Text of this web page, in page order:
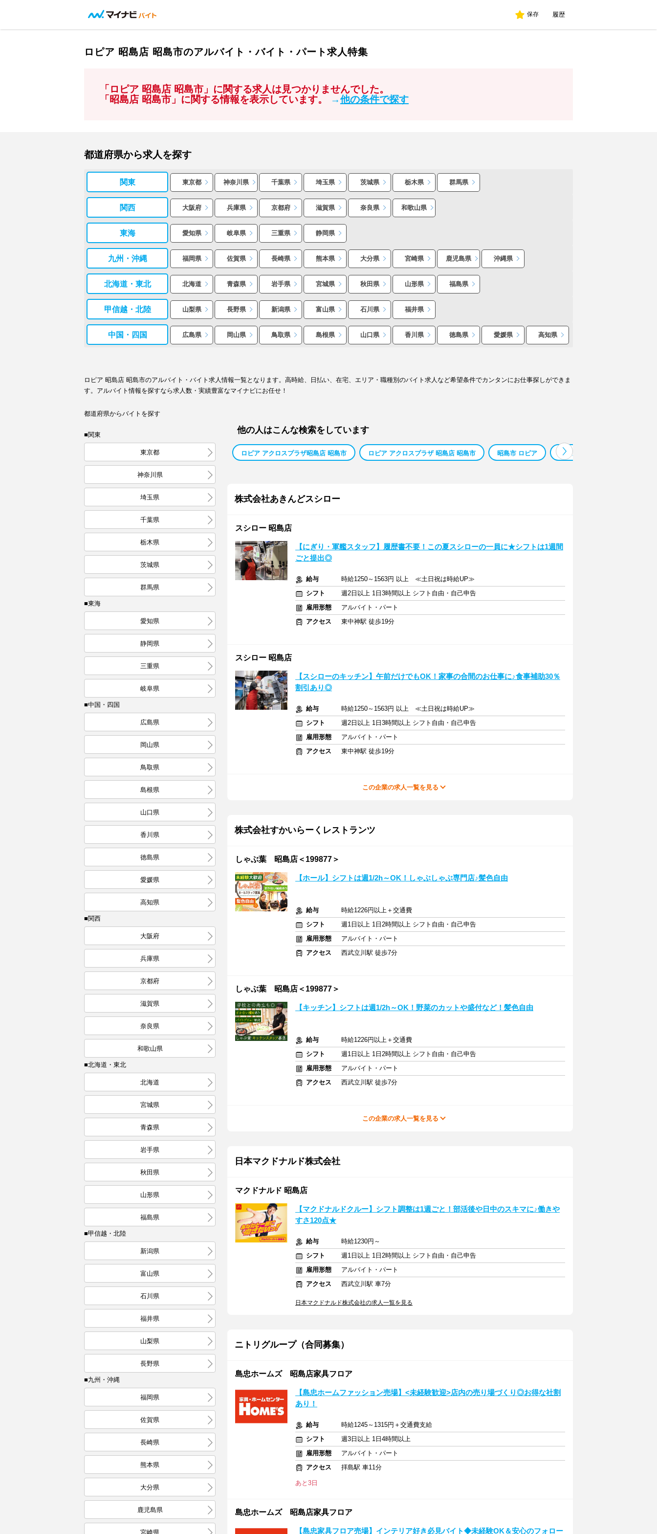
保存 履歴
ロピア 昭島店 昭島市のアルバイト・バイト・パート求人特集
「ロピア 昭島店 昭島市」に関する求人は見つかりませんでした。
「昭島店 昭島市」に関する情報を表示しています。
→他の条件で探す
都道府県から求人を探す
関東 東京都 神奈川県 千葉県 埼玉県 茨城県 栃木県 群馬県
関西 大阪府 兵庫県 京都府 滋賀県 奈良県 和歌山県
東海 愛知県 岐阜県 三重県 静岡県
九州・沖縄 福岡県 佐賀県 長崎県 熊本県 大分県 宮崎県 鹿児島県 沖縄県
北海道・東北 北海道 青森県 岩手県 宮城県 秋田県 山形県 福島県
甲信越・北陸 山梨県 長野県 新潟県 富山県 石川県 福井県
中国・四国 広島県 岡山県 鳥取県 島根県 山口県 香川県 徳島県 愛媛県 高知県
ロピア 昭島店 昭島市のアルバイト・バイト求人情報一覧となります。高時給、日払い、在宅、エリア・職種別のバイト求人など希望条件でカンタンにお仕事探しができま
す。アルバイト情報を探すなら求人数・実績豊富なマイナビにお任せ！
都道府県からバイトを探す
■関東
東京都
神奈川県
埼玉県
千葉県
栃木県
茨城県
群馬県
■東海
愛知県
静岡県
三重県
岐阜県
■中国・四国
広島県
岡山県
鳥取県
島根県
山口県
香川県
徳島県
愛媛県
高知県
■関西
大阪府
兵庫県
京都府
滋賀県
奈良県
和歌山県
■北海道・東北
北海道
宮城県
青森県
岩手県
秋田県
山形県
福島県
■甲信越・北陸
新潟県
富山県
石川県
福井県
山梨県
長野県
■九州・沖縄
福岡県
佐賀県
長崎県
熊本県
大分県
鹿児島県
宮崎県
他の人はこんな検索をしています
ロピア アクロスプラザ昭島店 昭島市 ロピア アクロスプラザ 昭島店 昭島市 昭島市 ロピア ロピア花巻
株式会社あきんどスシロー
スシロー 昭島店
【にぎり・軍艦スタッフ】履歴書不要！この夏スシローの一員に★シフトは1週間
ごと提出◎
給与
時給1250～1563円 以上 ≪土日祝は時給UP≫
シフト
週2日以上 1日3時間以上 シフト自由・自己申告
雇用形態
アルバイト・パート
アクセス
東中神駅 徒歩19分
スシロー 昭島店
【スシローのキッチン】午前だけでもOK！家事の合間のお仕事に♪食事補助30％
割引あり◎
給与
時給1250～1563円 以上 ≪土日祝は時給UP≫
シフト
週2日以上 1日3時間以上 シフト自由・自己申告
雇用形態
アルバイト・パート
アクセス
東中神駅 徒歩19分
この企業の求人一覧を見る
株式会社すかいらーくレストランツ
しゃぶ葉 昭島店＜199877＞
【ホール】シフトは週1/2h～OK！しゃぶしゃぶ専門店♪髪色自由
給与
時給1226円以上＋交通費
シフト
週1日以上 1日2時間以上 シフト自由・自己申告
雇用形態
アルバイト・パート
アクセス
西武立川駅 徒歩7分
しゃぶ葉 昭島店＜199877＞
【キッチン】シフトは週1/2h～OK！野菜のカットや盛付など！髪色自由
給与
時給1226円以上＋交通費
シフト
週1日以上 1日2時間以上 シフト自由・自己申告
雇用形態
アルバイト・パート
アクセス
西武立川駅 徒歩7分
この企業の求人一覧を見る
日本マクドナルド株式会社
マクドナルド 昭島店
【マクドナルドクルー】シフト調整は1週ごと！部活後や日中のスキマに♪働きや
すさ120点★
給与
時給1230円～
シフト
週1日以上 1日2時間以上 シフト自由・自己申告
雇用形態
アルバイト・パート
アクセス
西武立川駅 車7分
日本マクドナルド株式会社の求人一覧を見る
ニトリグループ（合同募集）
島忠ホームズ 昭島店家具フロア
【島忠ホームファッション売場】<未経験歓迎>店内の売り場づくり◎お得な社割
あり！
給与
時給1245～1315円＋交通費支給
シフト
週3日以上 1日4時間以上
雇用形態
アルバイト・パート
アクセス
拝島駅 車11分
あと3日
島忠ホームズ 昭島店家具フロア
【島忠家具フロア売場】インテリア好き必見バイト◆未経験OK＆安心のフォロー